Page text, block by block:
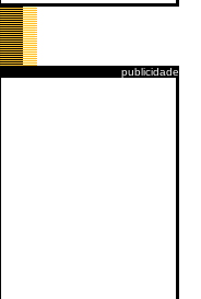
publicidade